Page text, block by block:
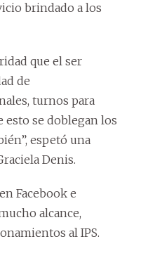
brindado a los
que el ser
de
turnos para
esto se doblegan los
espetó una
Denis.
Facebook e
alcance,
al IPS.